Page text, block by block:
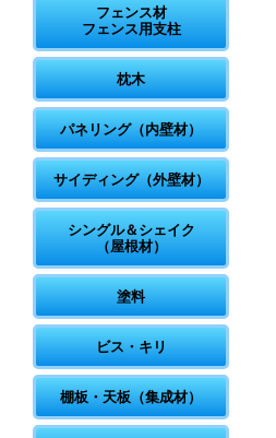
フェンス材
フェンス用支柱
枕木
パネリング（内壁材）
サイディング（外壁材）
シングル＆シェイク
（屋根材）
塗料
ビス・キリ
棚板・天板（集成材）